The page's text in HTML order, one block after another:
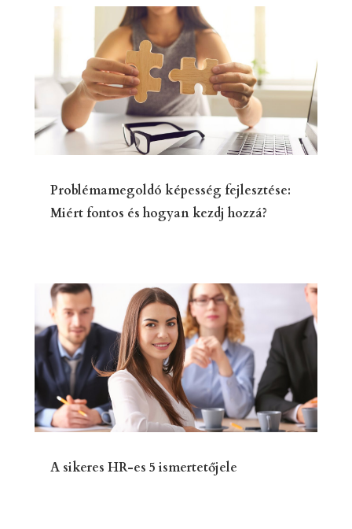
Problémamegoldó képesség fejlesztése:
Miért fontos és hogyan kezdj hozzá?
A sikeres HR-es 5 ismertetőjele